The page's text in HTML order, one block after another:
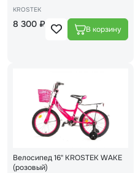
KROSTEK
8 300 ₽
Велосипед 16" KROSTEK WAKE
(розовый)